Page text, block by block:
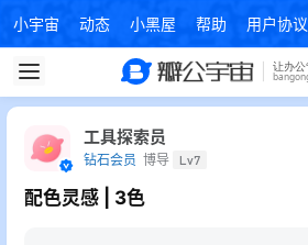
小宇宙 动态 小黑屋 帮助 用户协议
工具探索员
钻石会员 博导 Lv7
配色灵感 | 3色